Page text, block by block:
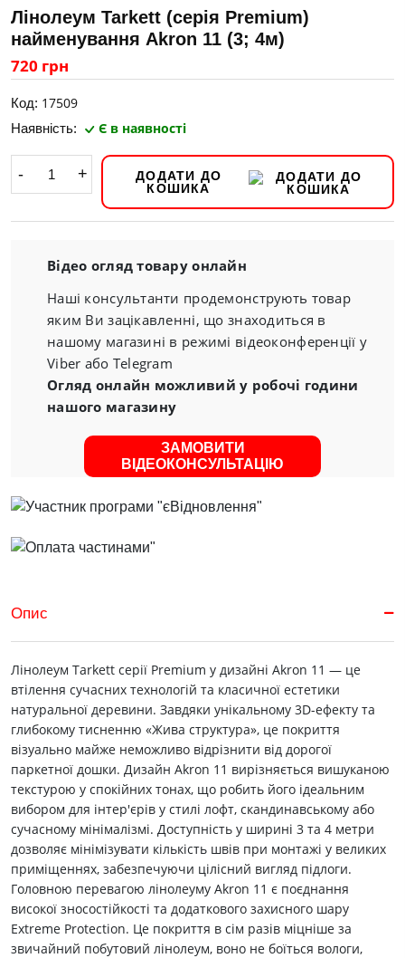
Лінолеум Tarkett (серія Premium)
найменування Akron 11 (3; 4м)
720 грн
Код: 17509
Наявність: Є в наявності
- +
ДОДАТИ ДО
КОШИКА
Відео огляд товару онлайн
Наші консультанти продемонструють товар
яким Ви зацікавленні, що знаходиться в
нашому магазині в режимі відеоконференції у
Viber або Telegram
Огляд онлайн можливий у робочі години
нашого магазину
ЗАМОВИТИ
ВІДЕОКОНСУЛЬТАЦІЮ
Опис
Лінолеум Tarkett серії Premium у дизайні Akron 11 — це
втілення сучасних технологій та класичної естетики
натуральної деревини. Завдяки унікальному 3D-ефекту та
глибокому тисненню «Жива структура», це покриття
візуально майже неможливо відрізнити від дорогої
паркетної дошки. Дизайн Akron 11 вирізняється вишуканою
текстурою у спокійних тонах, що робить його ідеальним
вибором для інтер'єрів у стилі лофт, скандинавському або
сучасному мінімалізмі. Доступність у ширині 3 та 4 метри
дозволяє мінімізувати кількість швів при монтажі у великих
приміщеннях, забезпечуючи цілісний вигляд підлоги.
Головною перевагою лінолеуму Akron 11 є поєднання
високої зносостійкості та додаткового захисного шару
Extreme Protection. Це покриття в сім разів міцніше за
звичайний побутовий лінолеум, воно не боїться вологи,